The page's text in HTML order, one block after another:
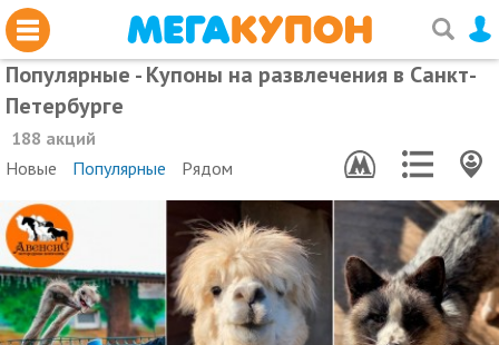
Популярные - Купоны на развлечения в Санкт-
Петербурге
188 акций
Новые
Популярные Рядом